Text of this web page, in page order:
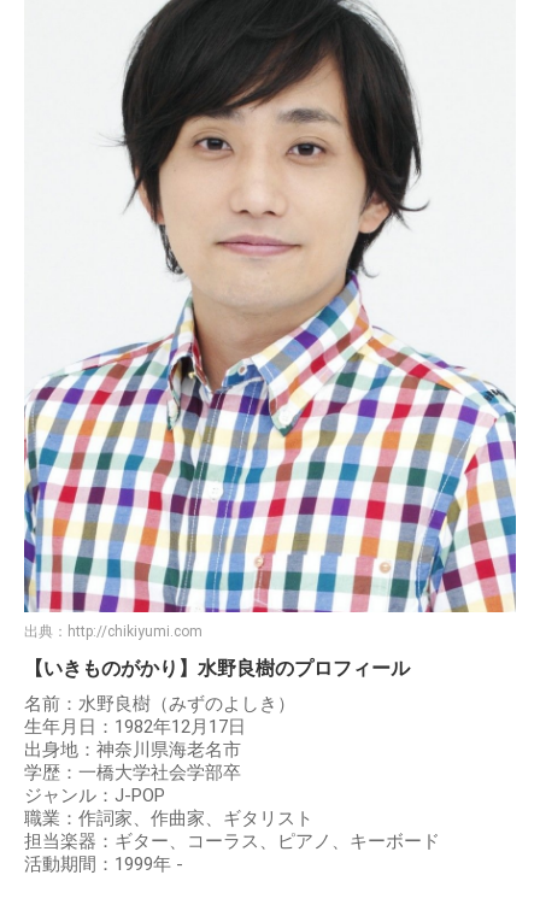
出典： http://chikiyumi.com
【いきものがかり】水野良樹のプロフィール
名前：水野良樹（みずのよしき）
生年月日：1982年12月17日
出身地：神奈川県海老名市
学歴：一橋大学社会学部卒
ジャンル：J-POP
職業：作詞家、作曲家、ギタリスト
担当楽器：ギター、コーラス、ピアノ、キーボード
活動期間：1999年 -